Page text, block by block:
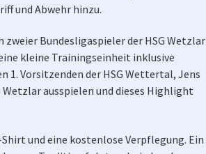
und Abwehr hinzu.
zweier Bundesligaspieler der HSG Wetzlar
kleine Trainingseinheit inklusive
1. Vorsitzenden der HSG Wettertal, Jens
Wetzlar ausspielen und dieses Highlight
und eine kostenlose Verpflegung. Ein